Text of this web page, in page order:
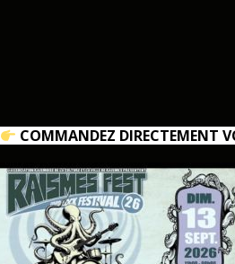
COMMANDEZ DIRECTEMENT